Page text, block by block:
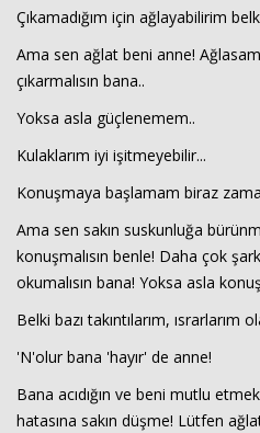
Çıkamadığım için ağlayabilirim
Ama sen ağlat beni anne!
çıkarmalısın bana..
Yoksa asla güçlenemem..
Kulaklarım iyi işitmeyebilir...
Konuşmaya başlamam biraz
Ama sen sakın suskunluğa
konuşmalısın benle! Daha çok
okumalısın bana! Yoksa asla
Belki bazı takıntılarım, ısrarlarım
'N'olur bana 'hayır' de anne!
Bana acıdığın ve beni mutlu
hatasına sakın düşme! Lütfen